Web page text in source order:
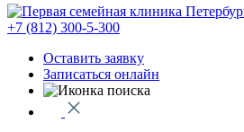
+7 (812) 300-5-300
Оставить заявку
Записаться онлайн